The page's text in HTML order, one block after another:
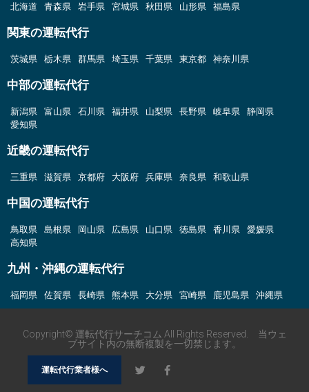
北海道 青森県 岩手県 宮城県 秋田県 山形県 福島県
関東の運転代行
茨城県 栃木県 群馬県 埼玉県 千葉県 東京都 神奈川県
中部の運転代行
新潟県 富山県 石川県 福井県 山梨県 長野県 岐阜県
静岡県
愛知県
近畿の運転代行
三重県 滋賀県 京都府 大阪府 兵庫県 奈良県 和歌山県
中国の運転代行
鳥取県 島根県 岡山県 広島県 山口県 徳島県 香川県
愛媛県
高知県
九州・沖縄の運転代行
福岡県 佐賀県 長崎県 熊本県 大分県 宮崎県 鹿児島県 沖縄県
Copyright© 運転代行サーチコム All Rights Reserved. 当ウェ
ブサイト内の無断複製を一切禁じます。
運転代行業者様へ